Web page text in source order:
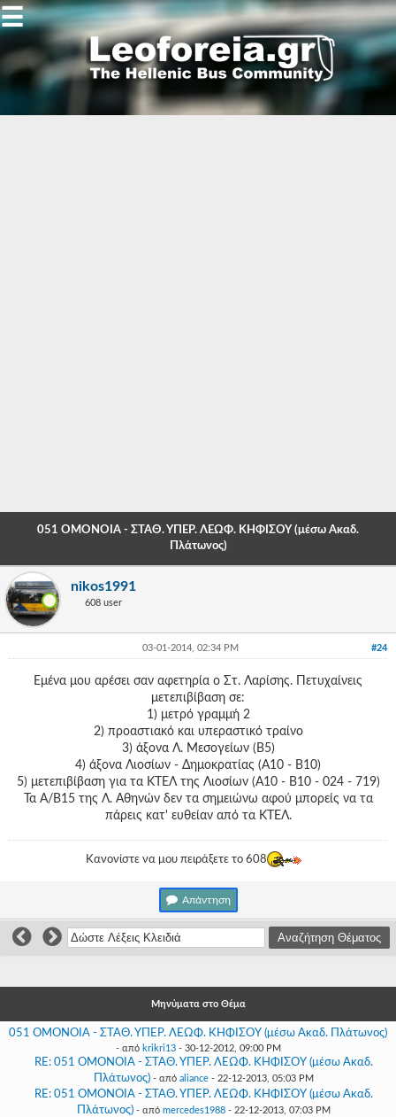
Gallery
-
-
-
Σύνδεση
☰
051 ΟΜΟΝΟΙΑ - ΣΤΑΘ. ΥΠΕΡ. ΛΕΩΦ. ΚΗΦΙΣΟΥ (μέσω Ακαδ.
Πλάτωνος)
nikos1991
608 user
#24
03-01-2014, 02:34 PM
Εμένα μου αρέσει σαν αφετηρία ο Στ. Λαρίσης. Πετυχαίνεις
μετεπιβίβαση σε:
1) μετρό γραμμή 2
2) προαστιακό και υπεραστικό τραίνο
3) άξονα Λ. Μεσογείων (Β5)
4) άξονα Λιοσίων - Δημοκρατίας (Α10 - Β10)
5) μετεπιβίβαση για τα ΚΤΕΛ της Λιοσίων (Α10 - Β10 - 024 - 719)
Τα Α/Β15 της Λ. Αθηνών δεν τα σημειώνω αφού μπορείς να τα
πάρεις κατ' ευθείαν από τα ΚΤΕΛ.
Κανονίστε να μου πειράξετε το 608
Απάντηση
Μηνύματα στο Θέμα
051 ΟΜΟΝΟΙΑ - ΣΤΑΘ. ΥΠΕΡ. ΛΕΩΦ. ΚΗΦΙΣΟΥ (μέσω Ακαδ. Πλάτωνος)
- από krikri13- 30-12-2012, 09:00 PM
RE: 051 ΟΜΟΝΟΙΑ - ΣΤΑΘ. ΥΠΕΡ. ΛΕΩΦ. ΚΗΦΙΣΟΥ (μέσω Ακαδ.
Πλάτωνος) - από aliance - 22-12-2013, 05:03 PM
RE: 051 ΟΜΟΝΟΙΑ - ΣΤΑΘ. ΥΠΕΡ. ΛΕΩΦ. ΚΗΦΙΣΟΥ (μέσω Ακαδ.
Πλάτωνος) - από mercedes1988 - 22-12-2013, 07:03 PM